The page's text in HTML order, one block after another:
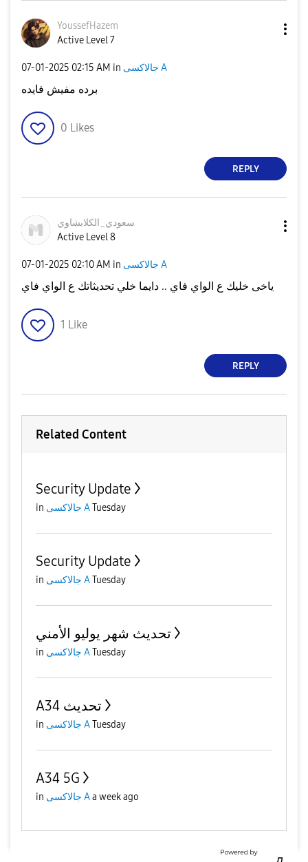
YoussefHazem
Active Level 7
‎07-01-2025 02:15 AM in جالاكسى A
برده مفيش فايده
0 Likes
REPLY
سعودي_الكلابشاوي
Active Level 8
‎07-01-2025 02:10 AM in جالاكسى A
ياخى خليك ع الواي فاي .. دايما خلي تحديثاتك ع الواي فاي
1 Like
REPLY
Related Content
Security Update
in جالاكسى ATuesday
Security Update
in جالاكسى ATuesday
تحديث شهر يوليو الأمني
in جالاكسى ATuesday
A34 تحديث
in جالاكسى ATuesday
A34 5G
in جالاكسى Aa week ago